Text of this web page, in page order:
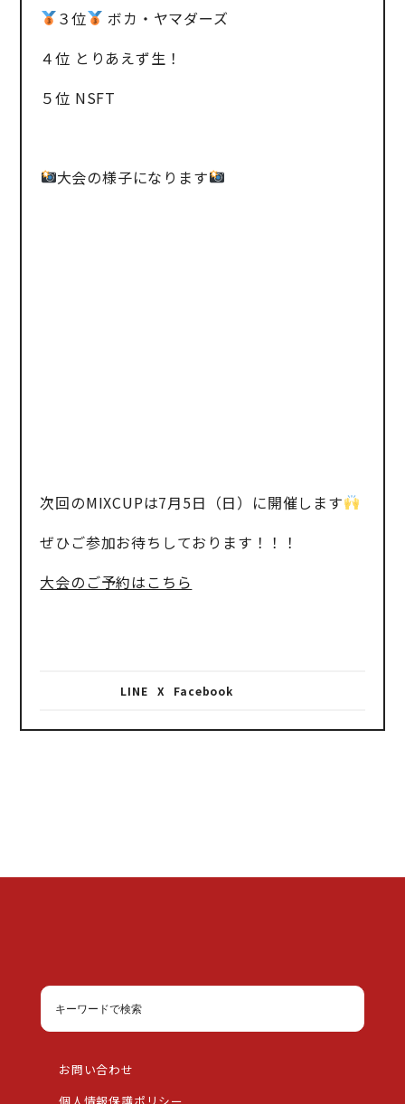
３位
ボカ・ヤマダーズ
４位 とりあえず生！
５位 NSFT
大会の様子になります
次回のMIXCUPは7月5日（日）に開催します
ぜひご参加お待ちしております！！！
大会のご予約はこちら
LINE X Facebook
お問い合わせ